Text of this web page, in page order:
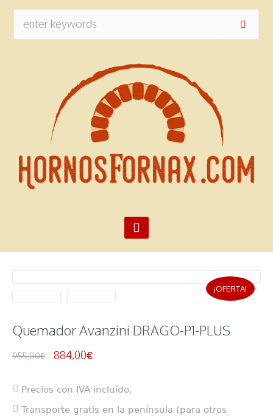
¡OFERTA!
Quemador Avanzini DRAGO-P1-PLUS
955,00€ 884,00€
Precios con IVA incluido.
Transporte gratis en la península (para otros